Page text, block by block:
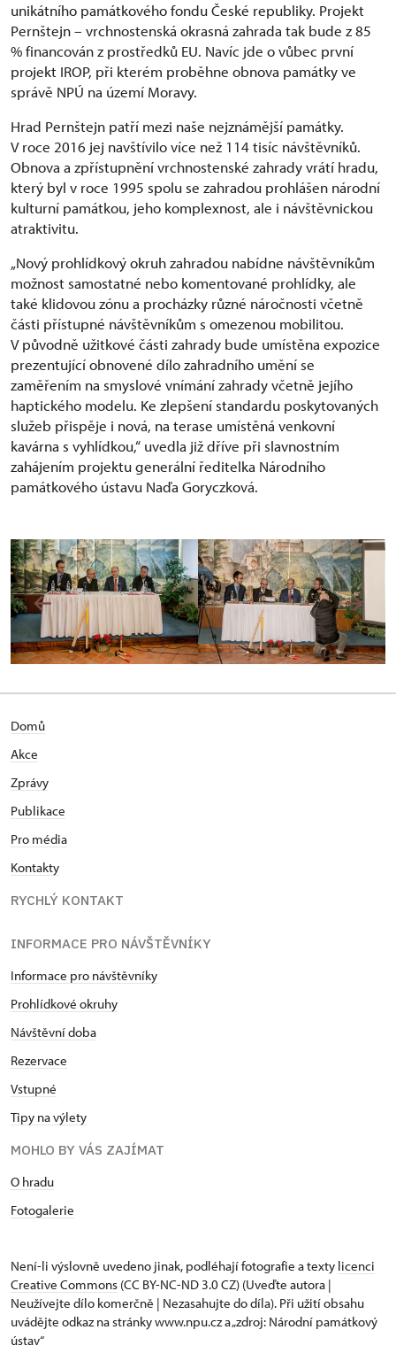
unikátního památkového fondu České republiky. Projekt
Pernštejn – vrchnostenská okrasná zahrada tak bude z 85
% financován z prostředků EU. Navíc jde o vůbec první
projekt IROP, při kterém proběhne obnova památky ve
správě NPÚ na území Moravy.
Hrad Pernštejn patří mezi naše nejznámější památky.
V roce 2016 jej navštívilo více než 114 tisíc návštěvníků.
Obnova a zpřístupnění vrchnostenské zahrady vrátí hradu,
který byl v roce 1995 spolu se zahradou prohlášen národní
kulturní památkou, jeho komplexnost, ale i návštěvnickou
atraktivitu.
„Nový prohlídkový okruh zahradou nabídne návštěvníkům
možnost samostatné nebo komentované prohlídky, ale
také klidovou zónu a procházky různé náročnosti včetně
části přístupné návštěvníkům s omezenou mobilitou.
V původně užitkové části zahrady bude umístěna expozice
prezentující obnovené dílo zahradního umění se
zaměřením na smyslové vnímání zahrady včetně jejího
haptického modelu. Ke zlepšení standardu poskytovaných
služeb přispěje i nová, na terase umístěná venkovní
kavárna s vyhlídkou,“ uvedla již dříve při slavnostním
zahájením projektu generální ředitelka Národního
památkového ústavu Naďa Goryczková.
Domů
Akce
Zprávy
Publikace
Pro média
Kontakty
RYCHLÝ KONTAKT
INFORMACE PRO NÁVŠTĚVNÍKY
Informace pro návštěvníky
Prohlídkové okruhy
Návštěvní doba
Rezervace
Vstupné
Tipy na výlety
MOHLO BY VÁS ZAJÍMAT
O hradu
Fotogalerie
Není-li výslovně uvedeno jinak, podléhají fotografie a texty licenci
Creative Commons (CC BY-NC-ND 3.0 CZ) (Uveďte autora |
Neužívejte dílo komerčně | Nezasahujte do díla). Při užití obsahu
uvádějte odkaz na stránky www.npu.cz a „zdroj: Národní památkový
ústav“